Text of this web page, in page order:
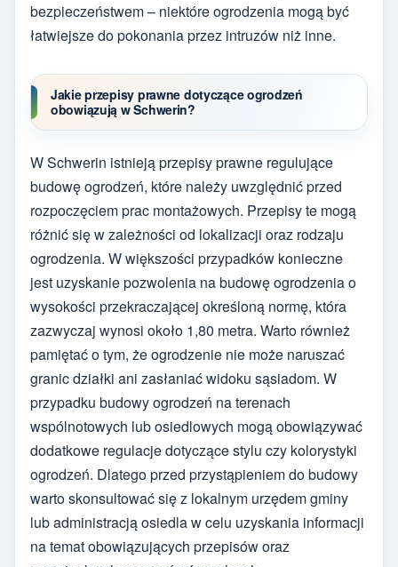
bezpieczeństwem – niektóre ogrodzenia mogą być
łatwiejsze do pokonania przez intruzów niż inne.
Jakie przepisy prawne dotyczące ogrodzeń
obowiązują w Schwerin?
W Schwerin istnieją przepisy prawne regulujące
budowę ogrodzeń, które należy uwzględnić przed
rozpoczęciem prac montażowych. Przepisy te mogą
różnić się w zależności od lokalizacji oraz rodzaju
ogrodzenia. W większości przypadków konieczne
jest uzyskanie pozwolenia na budowę ogrodzenia o
wysokości przekraczającej określoną normę, która
zazwyczaj wynosi około 1,80 metra. Warto również
pamiętać o tym, że ogrodzenie nie może naruszać
granic działki ani zasłaniać widoku sąsiadom. W
przypadku budowy ogrodzeń na terenach
wspólnotowych lub osiedlowych mogą obowiązywać
dodatkowe regulacje dotyczące stylu czy kolorystyki
ogrodzeń. Dlatego przed przystąpieniem do budowy
warto skonsultować się z lokalnym urzędem gminy
lub administracją osiedla w celu uzyskania informacji
na temat obowiązujących przepisów oraz